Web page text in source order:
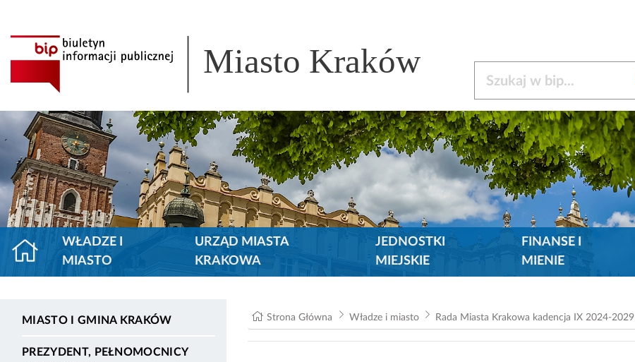
Miasto Kraków
WŁADZE I
MIASTO
URZĄD MIASTA
KRAKOWA
JEDNOSTKI
MIEJSKIE
FINANSE I
MIENIE
MIASTO I GMINA KRAKÓW
PREZYDENT, PEŁNOMOCNICY
Strona Główna Władze i miasto Rada Miasta Krakowa kadencja IX 2024-2029